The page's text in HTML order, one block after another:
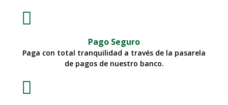
Pago Seguro
Paga con total tranquilidad a través de la pasarela
de pagos de nuestro banco.